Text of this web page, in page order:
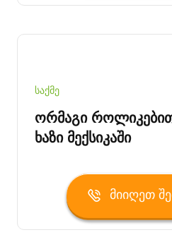
საქმე
Ორმაგი
Ხაზი Მექსიკაში
Მიიღეთ